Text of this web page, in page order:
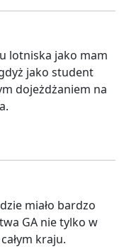
lotniska jako mam
jako student
dojeżdżaniem na
miało bardzo
GA nie tylko w
kraju.